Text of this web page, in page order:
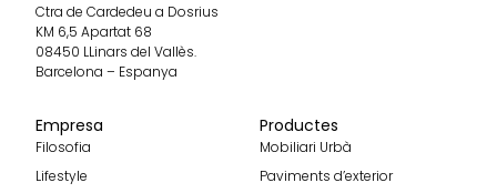
Ctra de Cardedeu a Dosrius
KM 6,5 Apartat 68
08450 LLinars del Vallès.
Barcelona – Espanya
Empresa
Filosofia
Lifestyle
Productes
Mobiliari Urbà
Paviments d’exterior